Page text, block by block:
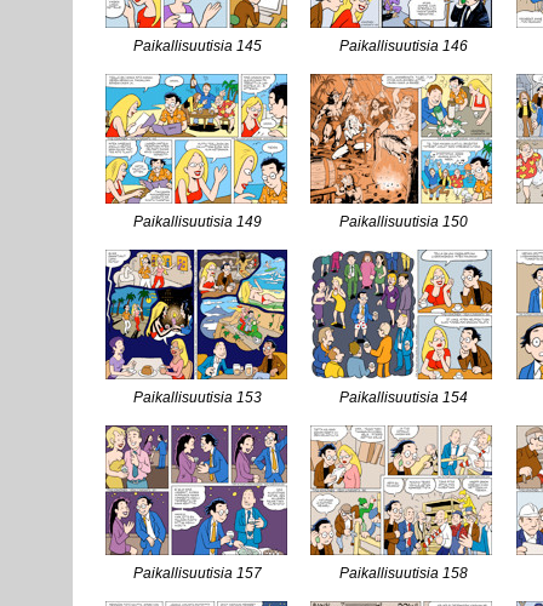
Paikallisuutisia 145 Paikallisuutisia 146
Paikallisuutisia 149 Paikallisuutisia 150
Paikallisuutisia 153 Paikallisuutisia 154
Paikallisuutisia 157 Paikallisuutisia 158